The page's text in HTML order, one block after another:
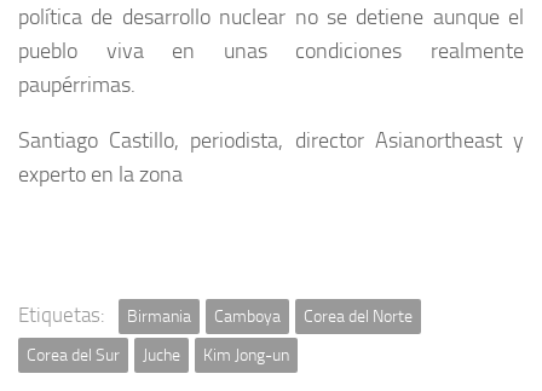
política de desarrollo nuclear no se detiene aunque el
pueblo viva en unas condiciones realmente
paupérrimas.
Santiago Castillo, periodista, director Asianortheast y
experto en la zona
Etiquetas: Birmania Camboya
Corea del Norte
Corea del Sur
Juche Kim Jong-un